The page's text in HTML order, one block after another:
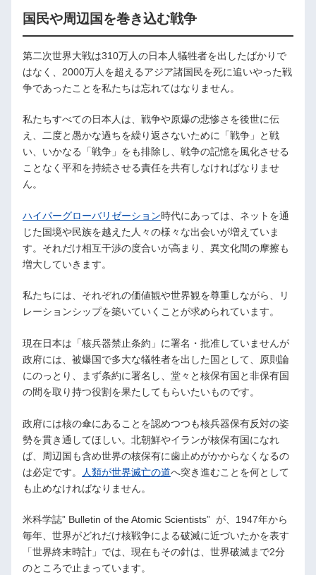
国民や周辺国を巻き込む戦争
第二次世界大戦は310万人の日本人犠牲者を出したばかりで
はなく、2000万人を超えるアジア諸国民を死に追いやった戦
争であったことを私たちは忘れてはなりません。
私たちすべての日本人は、戦争や原爆の悲惨さを後世に伝
え、二度と愚かな過ちを繰り返さないために「戦争」と戦
い、いかなる「戦争」をも排除し、戦争の記憶を風化させる
ことなく平和を持続させる責任を共有しなければなりませ
ん。
ハイパーグローバリゼーション時代にあっては、ネットを通
じた国境や民族を越えた人々の様々な出会いが増えていま
す。それだけ相互干渉の度合いが高まり、異文化間の摩擦も
増大していきます。
私たちには、それぞれの価値観や世界観を尊重しながら、リ
レーションシップを築いていくことが求められています。
現在日本は「核兵器禁止条約」に署名・批准していませんが
政府には、被爆国で多大な犠牲者を出した国として、原則論
にのっとり、まず条約に署名し、堂々と核保有国と非保有国
の間を取り持つ役割を果たしてもらいたいものです。
政府には核の傘にあることを認めつつも核兵器保有反対の姿
勢を貫き通してほしい。北朝鮮やイランが核保有国になれ
ば、周辺国も含め世界の核保有に歯止めがかからなくなるの
は必定です。
人類が世界滅亡の道へ突き進むことを何として
も止めなければなりません。
米科学誌” Bulletin of the Atomic Scientists” が、1947年から
毎年、世界がどれだけ核戦争による破滅に近づいたかを表す
「世界終末時計」では、現在もその針は、世界破滅まで2分
のところで止まっています。